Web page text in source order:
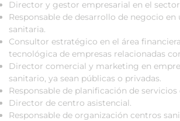
Director y gestor empresarial en el
Responsable de desarrollo de negocio
sanitaria.
Consultor estratégico en el área
tecnológica de empresas relacionadas
Director comercial y marketing en
sanitario, ya sean públicas o privadas.
Responsable de planificación de servicios
Director de centro asistencial.
Responsable de organización centros